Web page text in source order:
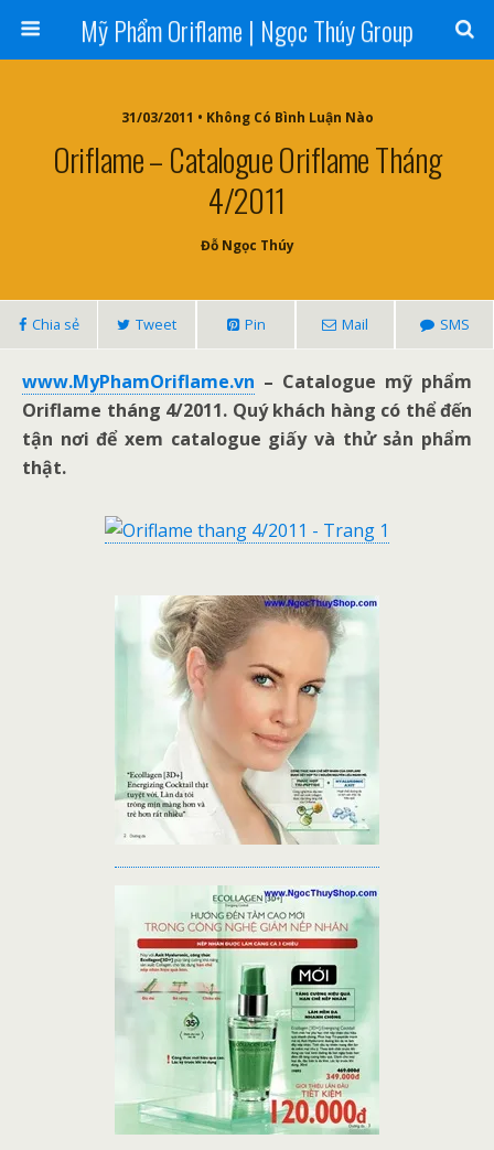
Mỹ Phẩm Oriflame | Ngọc Thúy Group
31/03/2011 • Không Có Bình Luận Nào
Oriflame – Catalogue Oriflame Tháng
4/2011
Đỗ Ngọc Thúy
Chia sẻ Tweet Pin Mail SMS
www.MyPhamOriflame.vn – Catalogue mỹ phẩm
Oriflame tháng 4/2011. Quý khách hàng có thể đến
tận nơi để xem catalogue giấy và thử sản phẩm
thật.